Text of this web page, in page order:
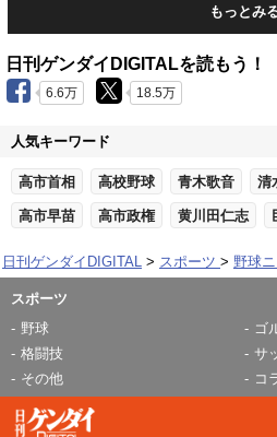
もっとみ
日刊ゲンダイDIGITALを読もう！
6.6万 18.5万
人気キーワード
高市首相 高校野球 青木歌音 清
高市早苗 高市政権 黄川田仁志
日刊ゲンダイDIGITAL スポーツ 野球
スポーツ
野球
ゴ
格闘技
サ
その他
コ